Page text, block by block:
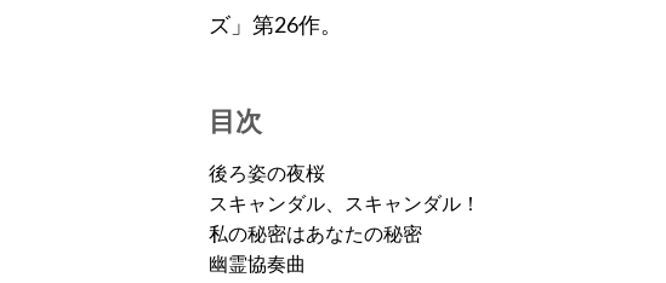
ズ」第26作。
目次
後ろ姿の夜桜
スキャンダル、スキャンダル！
私の秘密はあなたの秘密
幽霊協奏曲